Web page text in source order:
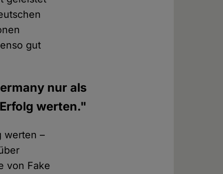
gut
nur als
Erfolg werten."
werten –
von Fake